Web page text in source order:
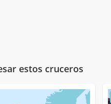
estos cruceros